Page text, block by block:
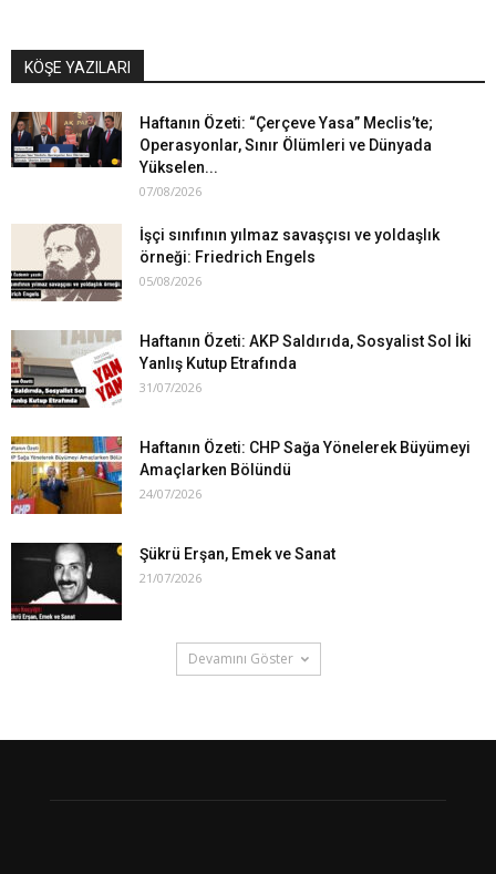
KÖŞE YAZILARI
Haftanın Özeti: “Çerçeve Yasa” Meclis’te;
Operasyonlar, Sınır Ölümleri ve Dünyada
Yükselen...
07/08/2026
İşçi sınıfının yılmaz savaşçısı ve yoldaşlık
örneği: Friedrich Engels
05/08/2026
Haftanın Özeti: AKP Saldırıda, Sosyalist Sol İki
Yanlış Kutup Etrafında
31/07/2026
Haftanın Özeti: CHP Sağa Yönelerek Büyümeyi
Amaçlarken Bölündü
24/07/2026
Şükrü Erşan, Emek ve Sanat
21/07/2026
Devamını Göster